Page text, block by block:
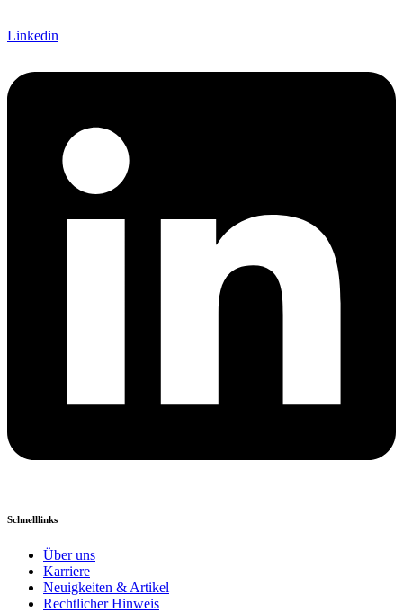
Linkedin
Schnelllinks
Über uns
Karriere
Neuigkeiten & Artikel
Rechtlicher Hinweis